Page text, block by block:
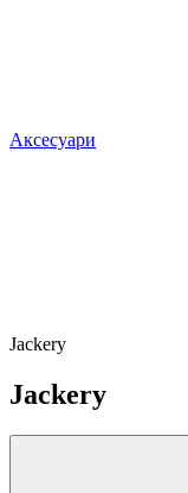
Аксесуари
Jackery
Jackery